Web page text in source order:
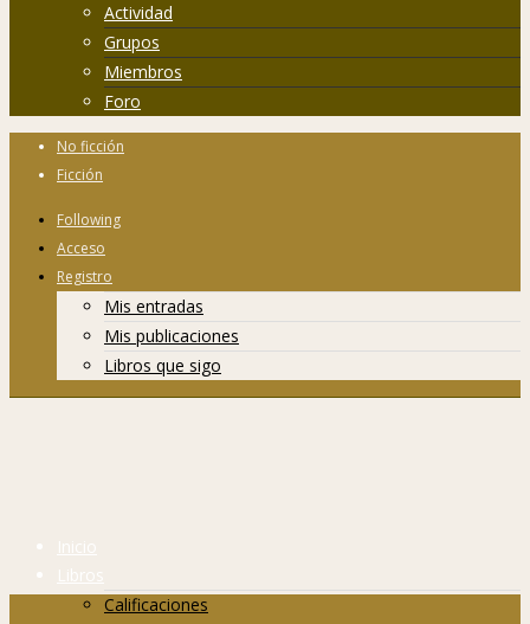
Actividad
Grupos
Miembros
Foro
No ficción
Ficción
Following
Acceso
Registro
Mis entradas
Mis publicaciones
Libros que sigo
Inicio
Libros
Calificaciones